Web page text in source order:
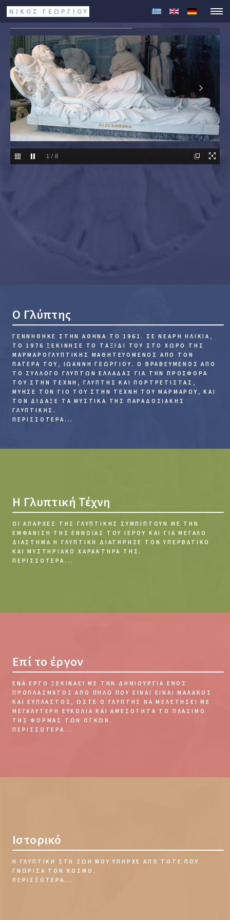
ΝΙΚΟΣ ΓΕΩΡΓΊΟΥ
1 / 8
Ο Γλύπτης
ΓΕΝΝΉΘΗΚΕ ΣΤΗΝ ΑΘΉΝΑ ΤΟ 1961. ΣΕ ΝΕΑΡΉ ΗΛΙΚΊΑ,
ΤΟ 1976 ΞΕΚΊΝΗΣΕ ΤΟ ΤΑΞΊΔΙ ΤΟΥ ΣΤΟ ΧΏΡΟ ΤΗΣ
ΜΑΡΜΑΡΟΓΛΥΠΤΙΚΉΣ ΜΑΘΗΤΕΥΌΜΕΝΟΣ ΑΠΌ ΤΟΝ
ΠΑΤΈΡΑ ΤΟΥ, ΙΩΆΝΝΗ ΓΕΩΡΓΊΟΥ. Ο ΒΡΑΒΕΥΜΈΝΟΣ ΑΠΌ
ΤΟ ΣΎΛΛΟΓΟ ΓΛΥΠΤΏΝ ΕΛΛΆΔΑΣ ΓΙΑ ΤΗΝ ΠΡΟΣΦΟΡΆ
ΤΟΥ ΣΤΗΝ ΤΈΧΝΗ, ΓΛΎΠΤΗΣ ΚΑΙ ΠΟΡΤΡΕΤΊΣΤΑΣ,
ΜΎΗΣΕ ΤΟΝ ΓΙΌ ΤΟΥ ΣΤΗΝ ΤΈΧΝΗ ΤΟΥ ΜΑΡΜΆΡΟΥ, ΚΑΙ
ΤΟΝ ΔΊΔΑΞΕ ΤΑ ΜΥΣΤΙΚΆ ΤΗΣ ΠΑΡΑΔΟΣΙΑΚΉΣ
ΓΛΥΠΤΙΚΉΣ.
ΠΕΡΙΣΣΌΤΕΡΑ...
Η Γλυπτική Τέχνη
ΟΙ ΑΠΑΡΧΈΣ ΤΗΣ ΓΛΥΠΤΙΚΉΣ ΣΥΜΠΊΠΤΟΥΝ ΜΕ ΤΗΝ
ΕΜΦΆΝΙΣΗ ΤΗΣ ΈΝΝΟΙΑΣ ΤΟΥ ΙΕΡΟΎ ΚΑΙ ΓΙΑ ΜΕΓΆΛΟ
ΔΙΆΣΤΗΜΑ Η ΓΛΥΠΤΙΚΉ ΔΙΑΤΉΡΗΣΕ ΤΟΝ ΥΠΕΡΒΑΤΙΚΌ
ΚΑΙ ΜΥΣΤΗΡΙΑΚΌ ΧΑΡΑΚΤΉΡΑ ΤΗΣ.
ΠΕΡΙΣΣΌΤΕΡΑ...
Επί το έργον
ΕΝΑ ΈΡΓΟ ΞΕΚΙΝΆΕΙ ΜΕ ΤΗΝ ΔΗΜΙΟΥΡΓΊΑ ΕΝΌΣ
ΠΡΟΠΛΆΣΜΑΤΟΣ ΑΠΌ ΠΗΛΌ ΠΟΥ ΕΊΝΑΙ ΕΊΝΑΙ ΜΑΛΑΚΌΣ
ΚΑΙ ΕΎΠΛΑΣΤΟΣ, ΏΣΤΕ Ο ΓΛΎΠΤΗΣ ΝΑ ΜΕΛΕΤΉΣΕΙ ΜΕ
ΜΕΓΑΛΎΤΕΡΗ ΕΥΚΟΛΊΑ ΚΑΙ ΑΜΕΣΌΤΗΤΑ ΤΟ ΠΛΆΣΙΜΟ
ΤΗΣ ΦΌΡΜΑΣ ΤΩΝ ΌΓΚΩΝ.
ΠΕΡΙΣΣΌΤΕΡΑ...
Ιστορικό
Η ΓΛΥΠΤΙΚΉ ΣΤΗ ΖΩΉ ΜΟΥ ΥΠΉΡΧΕ ΑΠΌ ΤΌΤΕ ΠΟΥ
ΓΝΏΡΙΣΑ ΤΟΝ ΚΌΣΜΟ.
ΠΕΡΙΣΣΌΤΕΡΑ...